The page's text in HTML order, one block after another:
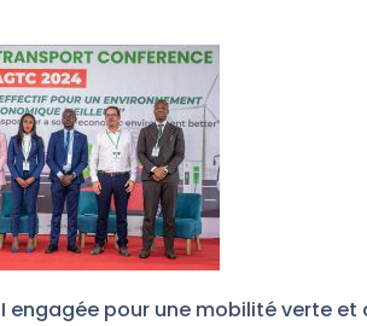
engagée pour une mobilité verte et